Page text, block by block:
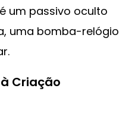
um passivo oculto
uma bomba-relógio
Criação